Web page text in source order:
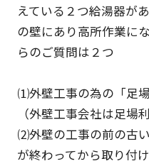
えている２つ給湯器が
の壁にあり高所作業に
らのご質問は２つ
⑴外壁工事の為の「足
（外壁工事会社は足場
⑵外壁の工事の前の古
が終わってから取り付